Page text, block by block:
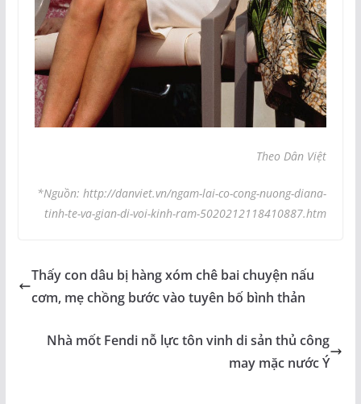
Theo Dân Việt
*Nguồn: http://danviet.vn/ngam-lai-co-cong-nuong-diana-
tinh-te-va-gian-di-voi-kinh-ram-5020212118410887.htm
Thấy con dâu bị hàng xóm chê bai chuyện nấu
cơm, mẹ chồng bước vào tuyên bố bình thản
Nhà mốt Fendi nỗ lực tôn vinh di sản thủ công
may mặc nước Ý